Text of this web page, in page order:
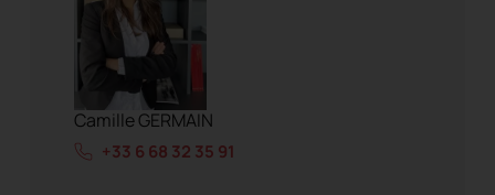
Camille GERMAIN
+33 6 68 32 35 91